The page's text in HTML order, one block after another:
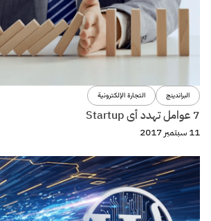
البراندينج التجارة الإلكترونية
7 عوامل تهدد أى Startup
11 سبتمبر 2017